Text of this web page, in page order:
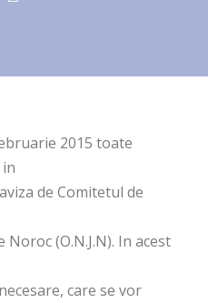
2015 toate
de Comitetul de
(O.N.J.N). In acest
care se vor